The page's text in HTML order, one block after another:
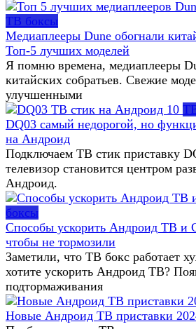
ТВ боксы
Медиаплееры Dune обогнали
Топ-5 лучших моделей
Я помню времена, медиаплееры
китайских собратьев. Свежие
улучшенными
DQ03 самый недорогой, но
на Андроид
Подключаем ТВ стик приставку
телевизор становится центром
Андроид.
боксы
Способы ускорить Андроид ТВ и
чтобы не тормозили
Заметили, что ТВ бокс работает
хотите ускорить Андроид ТВ?
подтормаживания
Новые Андроид ТВ приставки